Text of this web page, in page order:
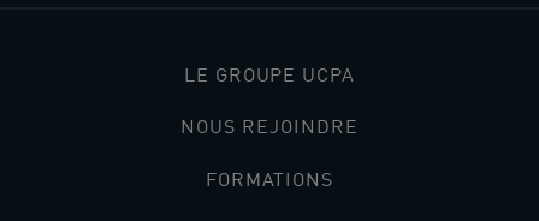
LE GROUPE UCPA
NOUS REJOINDRE
FORMATIONS